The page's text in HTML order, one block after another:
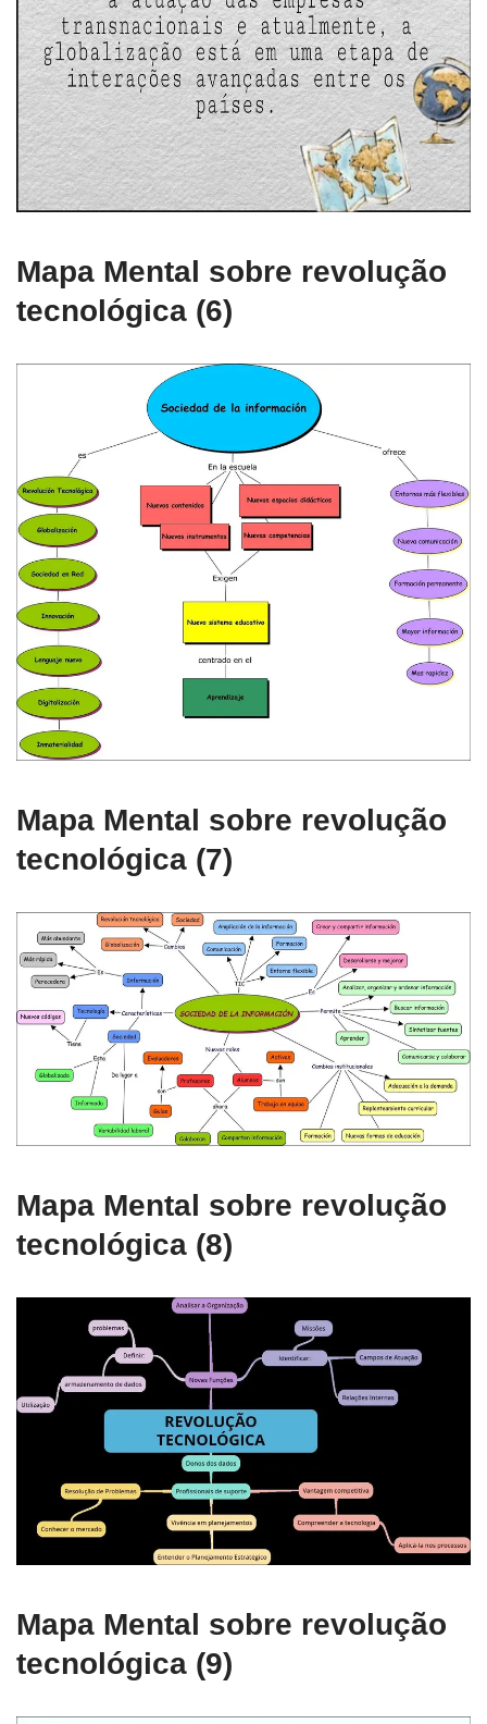
Mapa Mental sobre revolução
tecnológica (6)
Mapa Mental sobre revolução
tecnológica (7)
Mapa Mental sobre revolução
tecnológica (8)
Mapa Mental sobre revolução
tecnológica (9)